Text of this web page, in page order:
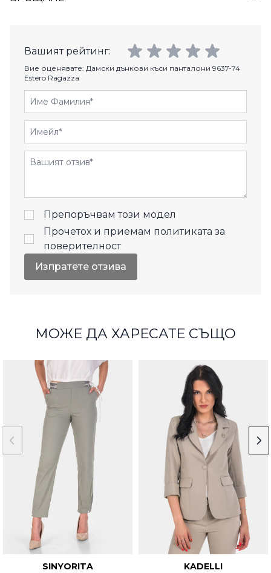
Вашият рейтинг:
Вие оценявате: Дамски дънкови къси панталони 9637-74
Estero Ragazza
Име Фамилия
Имейл
Отзиви
Препоръчвам този модел
Прочетох и приемам политиката за
поверителност
Изпратете отзива
МОЖЕ ДА ХАРЕСАТЕ СЪЩО
SINYORITA KADELLI